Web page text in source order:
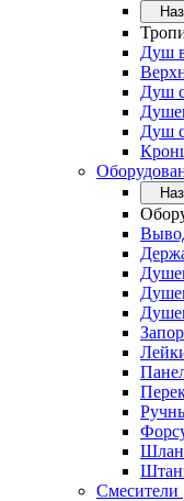
Душ
Душ
Душ
Смесители